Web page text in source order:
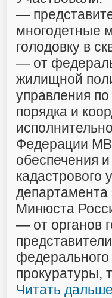
—
многодетные
голодовку в
— от
жилищной
управления
порядка и
Федерации
обеспечения
кадастрового
департамента
Минюста
— от органов
федерального
прокуратуры,
Читать